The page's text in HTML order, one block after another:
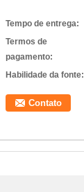
Tempo de entrega:
Termos de
pagamento:
Habilidade da fonte:
Contato